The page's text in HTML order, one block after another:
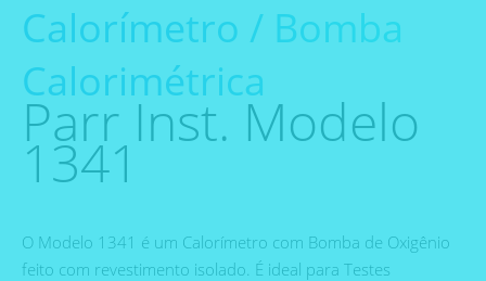
Calorímetro / Bomba
Calorimétrica
Parr Inst. Modelo
1341
O Modelo 1341 é um Calorímetro com Bomba de Oxigênio
feito com revestimento isolado. É ideal para Testes